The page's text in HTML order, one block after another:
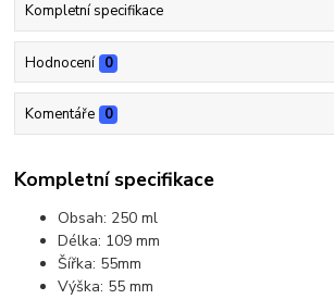
Kompletní specifikace
Hodnocení 0
Komentáře 0
Kompletní specifikace
Obsah: 250 ml
Délka: 109 mm
Šířka: 55mm
Výška: 55 mm